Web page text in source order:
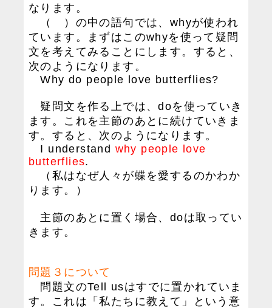
なります。
（ ）の中の語句では、whyが使われ
ています。まずはこのwhyを使って疑問
文を考えてみることにします。すると、
次のようになります。
Why do people love butterflies?
疑問文を作る上では、doを使っていき
ます。これを主節のあとに続けていきま
す。すると、次のようになります。
I understand why people love
butterflies.
（私はなぜ人々が蝶を愛するのかわか
ります。）
主節のあとに置く場合、doは取ってい
きます。
問題３について
問題文のTell usはすでに置かれていま
す。これは「私たちに教えて」という意